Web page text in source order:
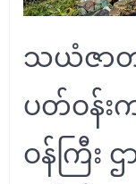
သယံဇာ
ပတ်ဝန်း
ဝန်ကြီး